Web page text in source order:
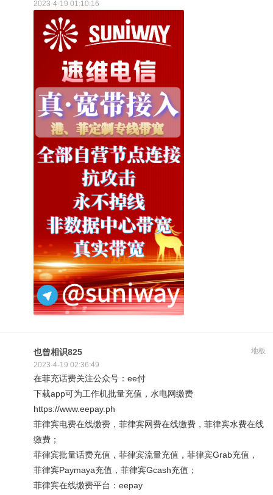
2023-4-19 01:10:16
地板
也曾相识825
2023-4-19 02:36:49
在菲充话费关注公众号：ee付
下载app可为工作机批量充值，水电网缴费
https://www.eepay.ph
菲律宾电费在线缴费，菲律宾网费在线缴费，菲律宾水费在线
缴费；
菲律宾批量话费充值，菲律宾流量充值，菲律宾Grab充值，
菲律宾Paymaya充值，菲律宾Gcash充值；
菲律宾在线缴费平台：eepay